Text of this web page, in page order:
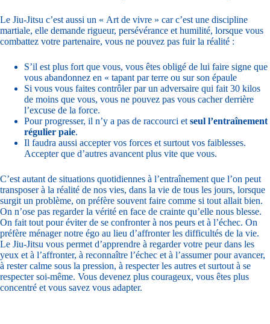
Le Jiu-Jitsu c’est aussi un « Art de vivre » car c’est une discipline
martiale, elle demande rigueur, persévérance et humilité, lorsque vous
combattez votre partenaire, vous ne pouvez pas fuir la réalité :
S’il est plus fort que vous, vous êtes obligé de lui faire signe que
vous abandonnez en « tapant par terre ou sur son épaule
Si vous vous faites contrôler par un adversaire qui fait 30 kilos
de moins que vous, vous ne pouvez pas vous cacher derrière
l’excuse de la force.
Pour progresser, il n’y a pas de raccourci et seul l’entraînement
régulier paie.
Il faudra aussi accepter vos forces et surtout vos faiblesses.
Accepter que d’autres avancent plus vite que vous.
C’est autant de situations quotidiennes à l’entraînement que l’on peut
transposer à la réalité de nos vies, dans la vie de tous les jours, lorsque
surgit un problème, on préfère souvent faire comme si tout allait bien.
On n’ose pas regarder la vérité en face de crainte qu’elle nous blesse.
On fait tout pour éviter de se confronter à nos peurs et à l’échec. On
préfère ménager notre égo au lieu d’affronter les difficultés de la vie.
Le Jiu-Jitsu vous permet d’apprendre à regarder votre peur dans les
yeux et à l’affronter, à reconnaître l’échec et à l’assumer pour avancer,
à rester calme sous la pression, à respecter les autres et surtout à se
respecter soi-même. Vous devenez plus courageux, vous êtes plus
concentré et vous savez vous adapter.